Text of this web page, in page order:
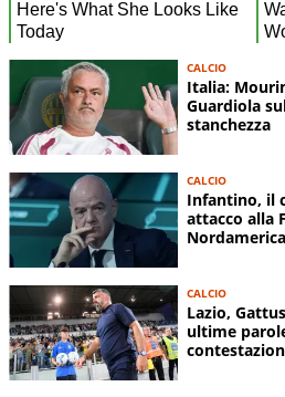
CALCIO
Italia:
Guardiola
stanchezza
CALCIO
Infantino, il
attacco alla
Nordamerica
CALCIO
Lazio,
ultime